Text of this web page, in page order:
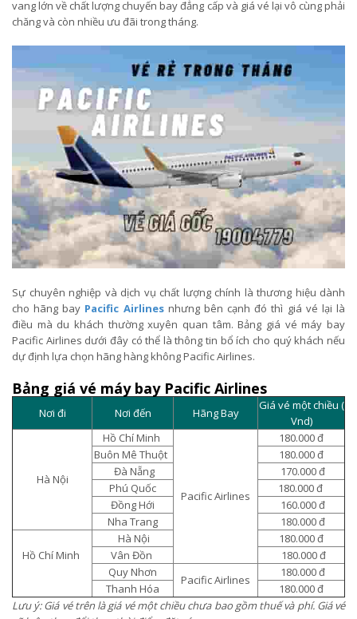
vang lớn về chất lượng chuyến bay đẳng cấp và giá vé lại vô cùng phải
chăng và còn nhiều ưu đãi trong tháng.
Sự chuyên nghiệp và dịch vụ chất lượng chính là thương hiệu dành
cho hãng bay Pacific Airlinesnhưng bên cạnh đó thì giá vé lại là
điều mà du khách thường xuyên quan tâm. Bảng giá vé máy bay
Pacific Airlines dưới đây có thể là thông tin bổ ích cho quý khách nếu
dự định lựa chọn hãng hàng không Pacific Airlines.
Bảng giá vé máy bay Pacific Airlines
Nơi đi Nơi đến Hãng Bay
Giá vé một chiều (
Vnd)
Hà Nội
Hồ Chí Minh
Pacific Airlines
180.000 đ
Buôn Mê Thuột
180.000 đ
Đà Nẵng
170.000 đ
Phú Quốc
180.000 đ
Đồng Hới
160.000 đ
Nha Trang
180.000 đ
Hồ Chí Minh
Hà Nội
180.000 đ
Vân Đồn
180.000 đ
Quy Nhơn
Pacific Airlines
180.000 đ
Thanh Hóa
180.000 đ
Lưu ý: Giá vé trên là giá vé một chiều chưa bao gồm thuế và phí. Giá vé